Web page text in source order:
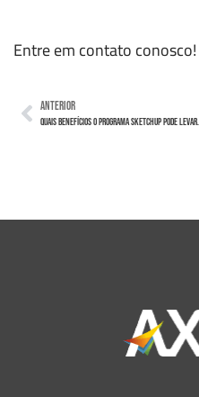
Entre em contato conosco!
ANTERIOR
Quais benefícios o Programa Sketchup pode levar à sua empresa?